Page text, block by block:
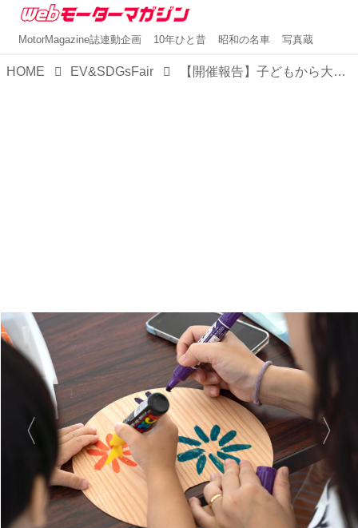
MotorMagazine誌連動企画 10年ひと昔 昭和の名車 写真蔵
HOME EV&SDGsFair 【開催報告】子どもから大人まで楽しめる、最新電動車とSDGsのイベント「EV＆SDGsフェア2023 in OSAKA」が閉幕